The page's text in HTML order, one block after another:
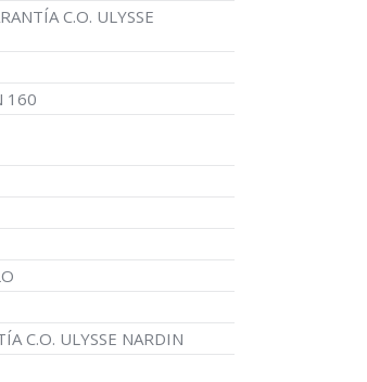
C.O. ULYSSE
160
C.O. ULYSSE NARDIN